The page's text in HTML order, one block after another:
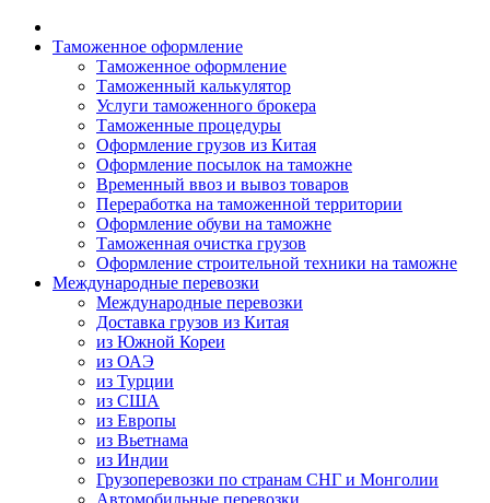
Таможенное оформление
Таможенное оформление
Таможенный калькулятор
Услуги таможенного брокера
Таможенные процедуры
Оформление грузов из Китая
Оформление посылок на таможне
Временный ввоз и вывоз товаров
Переработка на таможенной территории
Оформление обуви на таможне
Таможенная очистка грузов
Оформление строительной техники на таможне
Международные перевозки
Международные перевозки
Доставка грузов из Китая
из Южной Кореи
из ОАЭ
из Турции
из США
из Европы
из Вьетнама
из Индии
Грузоперевозки по странам СНГ и Монголии
Автомобильные перевозки